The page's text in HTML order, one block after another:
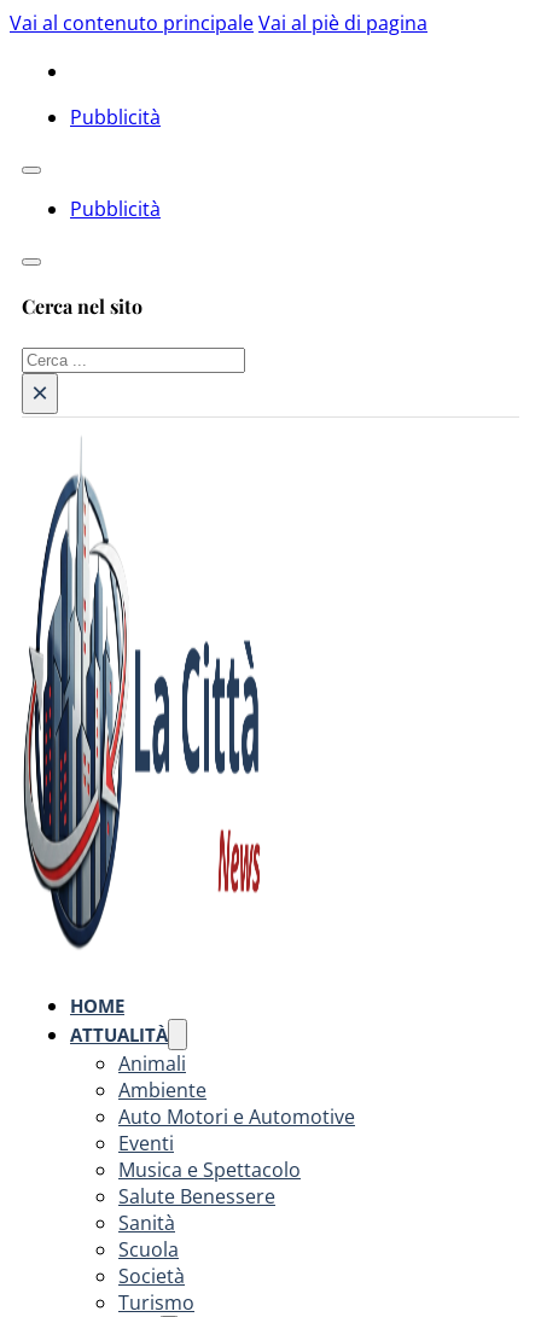
Vai al contenuto principaleVai al piè di pagina
Pubblicità
Pubblicità
Cerca nel sito
Cerca
×
HOME
ATTUALITÀ
Animali
Ambiente
Auto Motori e Automotive
Eventi
Musica e Spettacolo
Salute Benessere
Sanità
Scuola
Società
Turismo